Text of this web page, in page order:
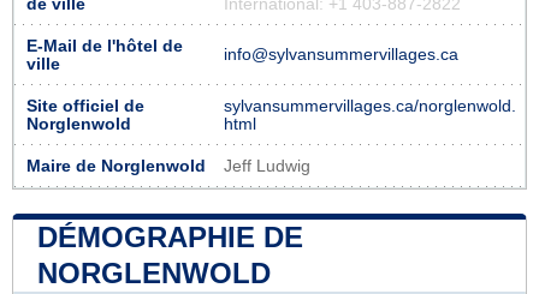
de ville
International: +1 403-887-2822
E-Mail de l'hôtel de
ville
info@sylvansummervillages.ca
Site officiel de
Norglenwold
sylvansummervillages.ca/norglenwold.
html
Maire de Norglenwold Jeff Ludwig
DÉMOGRAPHIE DE
NORGLENWOLD